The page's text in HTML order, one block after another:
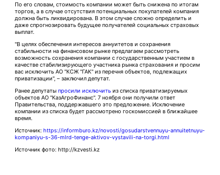
По его словам, стоимость компании может быть снижена по итогам
торгов, а в случае отсутствия потенциальных покупателей компания
должна быть ликвидирована. В этом случае сложно определить и
даже спрогнозировать будущее получателей социальных страховых
выплат.
"В целях обеспечения интересов аннуитетов и сохранения
стабильности на финансовом рынке предлагаем рассмотреть
возможность сохранения компании с государственным участием в
качестве стабилизирующего участника рынка страхования и просим
вас исключить АО "КСЖ "ГАК" из перечня объектов, подлежащих
приватизации", – заключил депутат.
Ранее депутаты просили исключить из списка приватизируемых
объектов АО "КазАгроФинанс". 7 ноября они получили ответ
Правительства, поддержавшего это предложение. Исключение
компании из списка будет рассмотрено госкомиссией в ближайшее
время.
Источник: https://informburo.kz/novosti/gosudarstvennuyu-annuitetnuyu-
kompaniyu-s-36-mlrd-tenge-aktivov-vystavili-na-torgi.html
Источник фото: http://kzvesti.kz